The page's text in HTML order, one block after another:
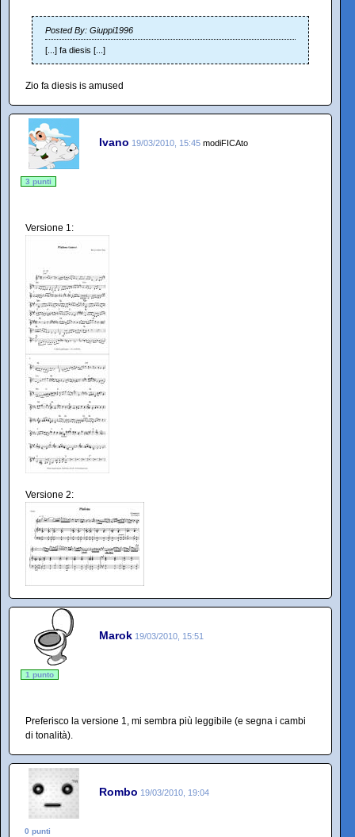
Posted By: Giuppi1996
[...] fa diesis [...]
Zio fa diesis is amused
Ivano 19/03/2010, 15:45 modiFICAto
3 punti
Versione 1:
Versione 2:
Marok 19/03/2010, 15:51
1 punto
Preferisco la versione 1, mi sembra più leggibile (e segna i cambi
di tonalità).
Rombo 19/03/2010, 19:04
0 punti